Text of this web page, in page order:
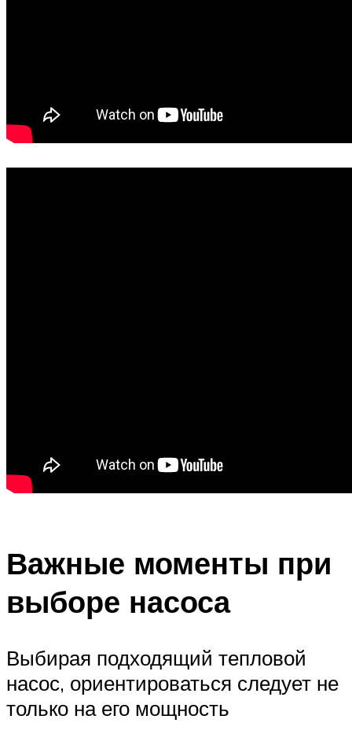
Важные моменты при
выборе насоса
Выбирая подходящий тепловой
насос, ориентироваться следует не
только на его мощность